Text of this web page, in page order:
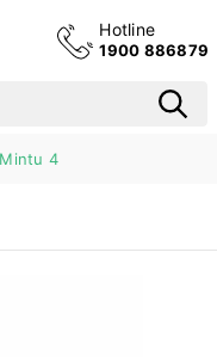
Hotline
1900 886879
4